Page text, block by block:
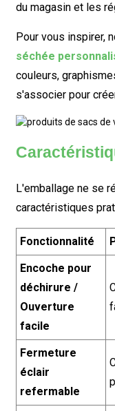
du magasin et les
Pour vous inspirer,
séchée
couleurs,
s'associer pour
L'emballage ne se
caractéristiques
Fonctionnalité
Encoche pour
déchirure /
Ouverture
facile
Fermeture
éclair
refermable